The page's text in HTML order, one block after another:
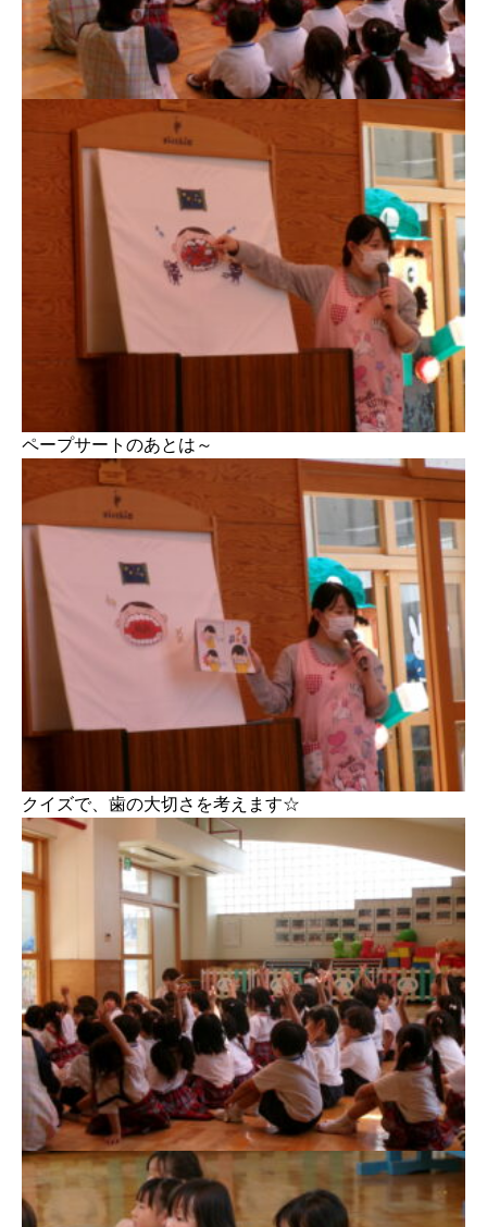
ペープサートのあとは～
クイズで、歯の大切さを考えます☆